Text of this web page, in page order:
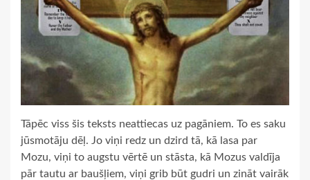
Tāpēc viss šis teksts neattiecas uz pagāniem. To es saku
jūsmotāju dēļ. Jo viņi redz un dzird tā, kā lasa par
Mozu, viņi to augstu vērtē un stāsta, kā Mozus valdīja
pār tautu ar baušļiem, viņi grib būt gudri un zināt vairāk